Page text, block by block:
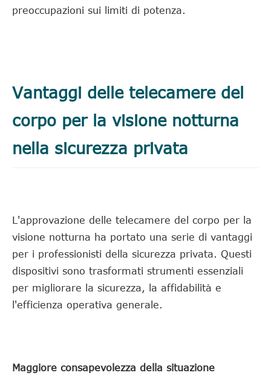
preoccupazioni sui limiti di potenza.
Vantaggi delle telecamere del
corpo per la visione notturna
nella sicurezza privata
L'approvazione delle telecamere del corpo per la
visione notturna ha portato una serie di vantaggi
per i professionisti della sicurezza privata. Questi
dispositivi sono trasformati strumenti essenziali
per migliorare la sicurezza, la affidabilità e
l'efficienza operativa generale.
Maggiore consapevolezza della situazione